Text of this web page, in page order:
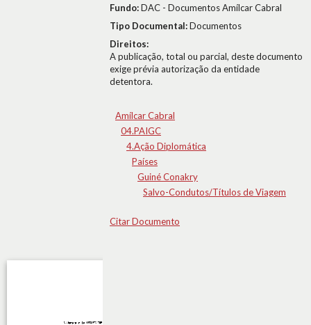
Fundo:DAC - Documentos Amílcar Cabral
Tipo Documental:Documentos
Direitos:
A publicação, total ou parcial, deste documento
exige prévia autorização da entidade
detentora.
Amílcar Cabral
04.PAIGC
4.Ação Diplomática
Países
Guiné Conakry
Salvo-Condutos/Títulos de Viagem
Citar Documento